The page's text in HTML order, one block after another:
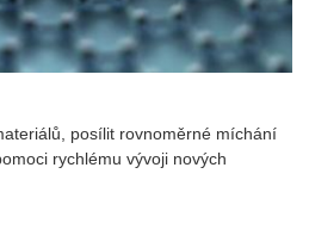
posílit rovnoměrné míchání
rychlému vývoji nových